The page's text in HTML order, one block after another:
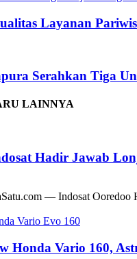
Layanan
Serahkan Tiga
LAINNYA
Hadir Jawab
— Indosat Ooredoo
Honda Vario 160,